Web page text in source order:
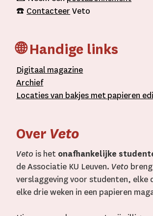
☎️ Contacteer Veto
🌐 Handige links
Digitaal magazine
Archief
Locaties van bakjes metpapieren
Over Veto
Veto is het onafhankelijke
de Associatie KU Leuven. Veto
verslaggeving voor studenten, elke
elke drie weken in een papieren